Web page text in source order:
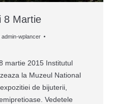
8 Martie
admin-wplancer
martie 2015 Institutul
la Muzeul National
de bijuterii,
Vedetele